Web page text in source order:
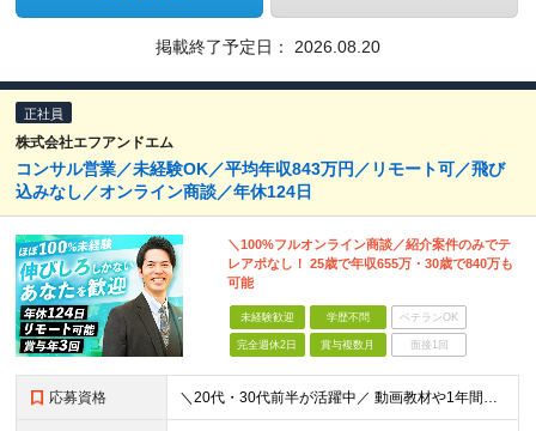
掲載終了予定日： 2026.08.20
正社員
株式会社エフアンドエム
コンサル営業／未経験OK／平均年収843万円／リモート可／飛び
込みなし／オンライン商談／年休124日
＼100%フルオンライン商談／紹介案件のみでテ
レアポなし！ 25歳で年収655万・30歳で840万も
可能
未経験歓迎 学歴不問 ベテランOK
完全週休2日 賞与複数月 面接1回
応募資格 ＼20代・30代前半が活躍中／ 動画教材や1年間の伴走サポートなど、 研修体制が整っているため未経験でも安心です！ ■学歴不問 ■未経験・第二新卒歓迎 ■社会人経験2年以上ある方 ※「接客・販売